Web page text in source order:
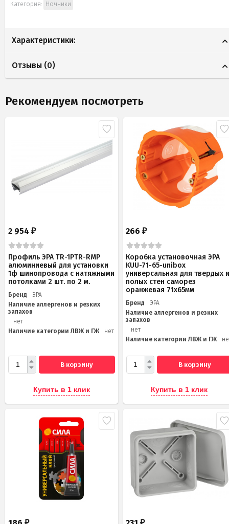
Категория: Ночники
Характеристики:
Отзывы (0)
Рекомендуем посмотреть
2 954 ₽
Профиль ЭРА TR-1PTR-RMP
алюминиевый для установки
1ф шинопровода с натяжными
потолками 2 шт. по 2 м.
Бренд
ЭРА
Наличие аллергенов и резких
запахов
нет
Наличие категории ЛВЖ и ГЖ
нет
В корзину
Купить в 1 клик
266₽
Коробка установочная ЭРА
KUU-71-65-unibox
универсальная для твердых
полых стен саморез
оранжевая 71х65мм
Бренд
ЭРА
Наличие аллергенов и резких
запахов
нет
Наличие категории ЛВЖ и ГЖ
В корзину
Купить в 1 клик
₽ ₽